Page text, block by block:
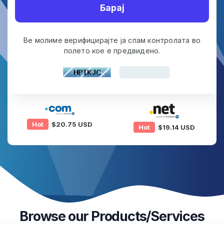
Барај
Ве молиме верифицирајте ја спам контролата во
полето кое е предвидено.
Hot $20.75 USD Hot $19.14 USD
Browse our Products/Services